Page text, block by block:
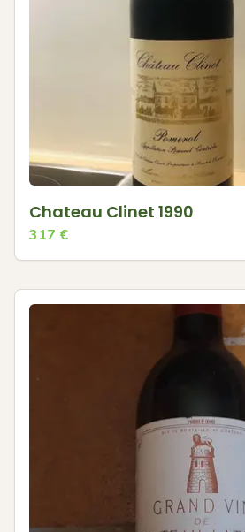
Chateau Clinet 1990
317 €